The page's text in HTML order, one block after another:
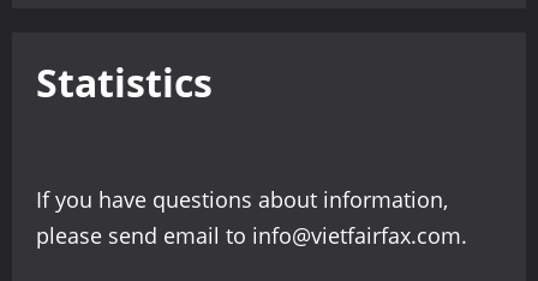
Statistics
If you have questions about information,
please send email to info@vietfairfax.com.